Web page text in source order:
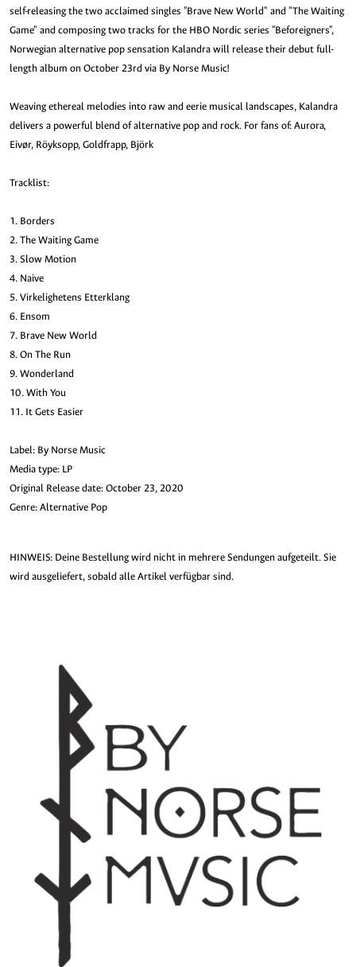
self-releasing the two acclaimed singles "Brave New World" and "The Waiting
Game" and composing two tracks for the HBO Nordic series "Beforeigners",
Norwegian alternative pop sensation Kalandra will release their debut full-
length album on October 23rd via By Norse Music!
Weaving ethereal melodies into raw and eerie musical landscapes, Kalandra
delivers a powerful blend of alternative pop and rock. For fans of: Aurora,
Eivør, Röyksopp, Goldfrapp, Björk
Tracklist:
1. Borders
2. The Waiting Game
3. Slow Motion
4. Naive
5. Virkelighetens Etterklang
6. Ensom
7. Brave New World
8. On The Run
9. Wonderland
10. With You
11. It Gets Easier
Label: By Norse Music
Media type: LP
Original Release date: October 23, 2020
Genre: Alternative Pop
HINWEIS: Deine Bestellung wird nicht in mehrere Sendungen aufgeteilt. Sie
wird ausgeliefert, sobald alle Artikel verfügbar sind.